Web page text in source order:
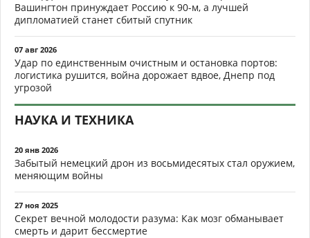
Вашингтон принуждает Россию к 90-м, а лучшей
дипломатией станет сбитый спутник
07 авг 2026
Удар по единственным очистным и остановка портов:
логистика рушится, война дорожает вдвое, Днепр под
угрозой
НАУКА И ТЕХНИКА
20 янв 2026
Забытый немецкий дрон из восьмидесятых стал оружием,
меняющим войны
27 ноя 2025
Секрет вечной молодости разума: Как мозг обманывает
смерть и дарит бессмертие